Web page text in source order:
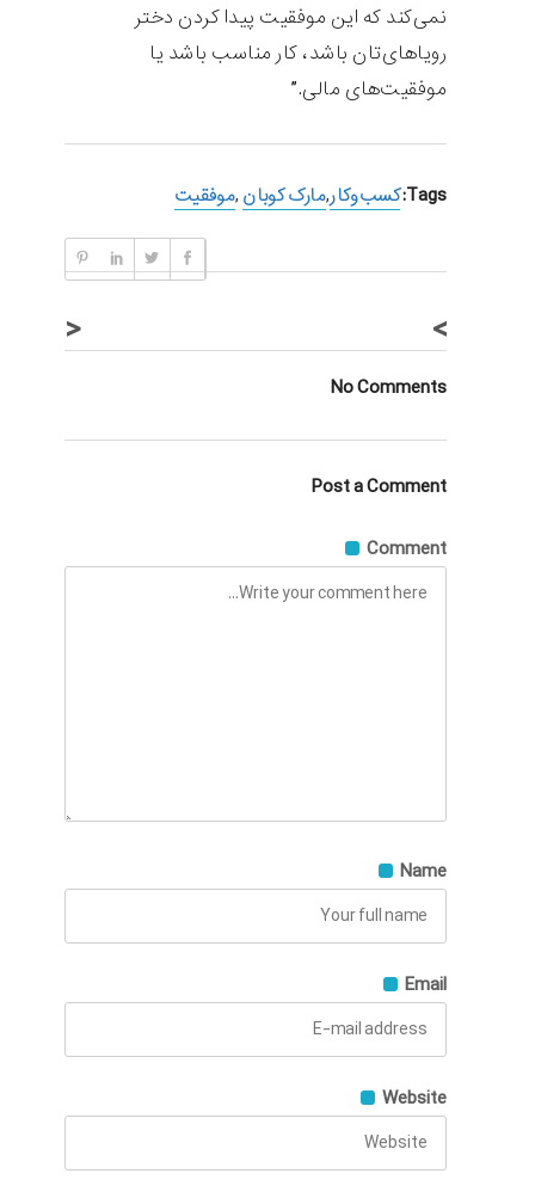
نمی‌کند که این موفقیت پیدا کردن دختر
رویاهای‌تان باشد، کار مناسب باشد یا
موفقیت‌های مالی.”
Tags: کسب‌وکار,مارک کوبان ,موفقیت
< >
No Comments
Post a Comment
Comment
Name
Email
Website